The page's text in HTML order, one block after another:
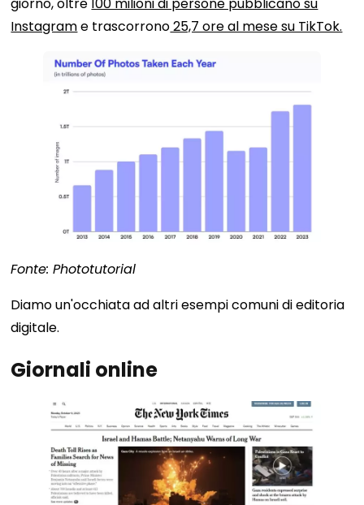
giorno, oltre100 milioni di persone pubblicano su
Instagrame trascorrono25,7 ore al mese su TikTok.
Fonte: Phototutorial
Diamo un'occhiata ad altri esempi comuni di editoria
digitale.
Giornali online